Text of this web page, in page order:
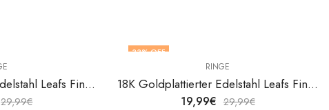
18K Goldplattierter Edelstahl Leafs Fingerring von V&F Jewelers
29,99€
33% OFF
RINGE
18K Goldplattierter Edelstahl Leafs Fingerring von V&F Jewelers
19,99€ 29,99€